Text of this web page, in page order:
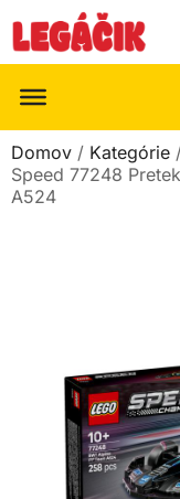
Domov / Kategórie
Speed 77248
A524